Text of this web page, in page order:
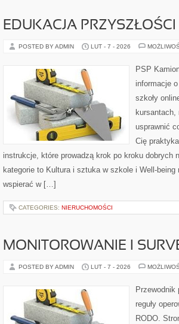
EDUKACJA PRZYSZŁOŚCI
POSTED BY ADMIN LUT - 7 - 2026
PSP
informacje
szkoły
usprawnić
Cię
instrukcje, które prowadzą krok po kroku dobrych
kategorie to Kultura i sztuka w szkole i Well-
wspierać w […]
CATEGORIES: NIERUCHOMOŚCI
MONITOROWANIE I
POSTED BY ADMIN LUT - 7 - 2026
reguły
RODO.